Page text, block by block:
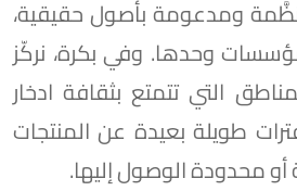
ومدعومة بأصول حقيقية،
وحدها. وفي بكرة، نركّز
التي تتمتع بثقافة ادخار
طويلة بعيدة عن المنتجات
أو محدودة الوصول إليها.